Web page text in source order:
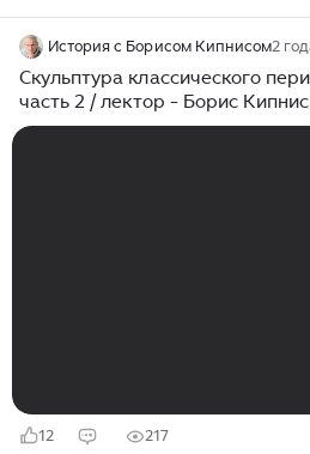
История с Борисом Кипнисом2
Скульптура классического
часть 2 / лектор - Борис
12 217